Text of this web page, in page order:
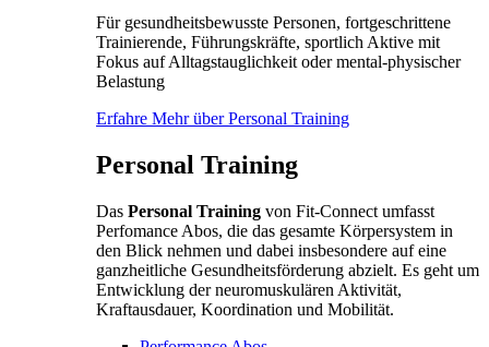
Für gesundheitsbewusste Personen, fortgeschrittene
Trainierende, Führungskräfte, sportlich Aktive mit
Fokus auf Alltagstauglichkeit oder mental-physischer
Belastung
Erfahre Mehr über Personal Training
Personal Training
Das Personal Training von Fit-Connect umfasst
Perfomance Abos, die das gesamte Körpersystem in
den Blick nehmen und dabei insbesondere auf eine
ganzheitliche Gesundheitsförderung abzielt. Es geht um
Entwicklung der neuromuskulären Aktivität,
Kraftausdauer, Koordination und Mobilität.